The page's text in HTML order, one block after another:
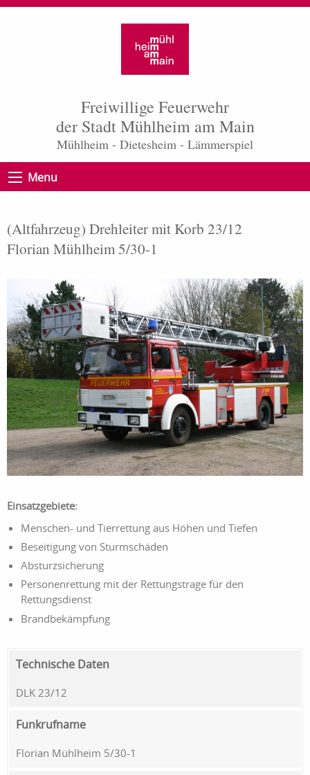
Freiwillige Feuerwehr
der Stadt Mühlheim am Main
Mühlheim - Dietesheim - Lämmerspiel
Menu
(Altfahrzeug) Drehleiter mit Korb 23/12
Florian Mühlheim 5/30-1
Einsatzgebiete:
Menschen- und Tierrettung aus Höhen und Tiefen
Beseitigung von Sturmschäden
Absturzsicherung
Personenrettung mit der Rettungstrage für den
Rettungsdienst
Brandbekämpfung
Technische Daten
DLK 23/12
Funkrufname
Florian Mühlheim 5/30-1